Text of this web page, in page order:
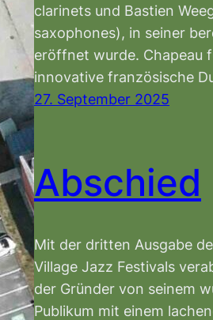
clarinets und Bastien
saxophones), in seiner
eröffnet wurde. Chapeau
innovative französische
27. September 2025
Abschied
Mit der dritten Ausgabe
Village Jazz Festivals
der Gründer von seinem
Publikum mit einem